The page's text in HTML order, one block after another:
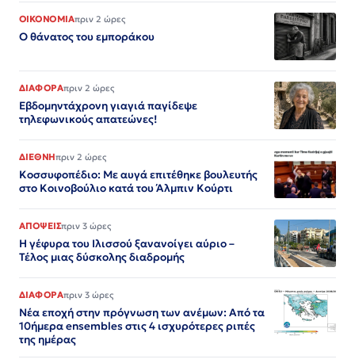
ΟΙΚΟΝΟΜΙΑπριν 2 ώρες
Ο θάνατος του εμποράκου
ΔΙΑΦΟΡΑπριν 2 ώρες
Εβδομηντάχρονη γιαγιά παγίδεψε
τηλεφωνικούς απατεώνες!
ΔΙΕΘΝΗπριν 2 ώρες
Κοσσυφοπέδιο: Με αυγά επιτέθηκε βουλευτής
στο Κοινοβούλιο κατά του Άλμπιν Κούρτι
ΑΠΟΨΕΙΣπριν 3 ώρες
Η γέφυρα του Ιλισσού ξανανοίγει αύριο –
Τέλος μιας δύσκολης διαδρομής
ΔΙΑΦΟΡΑπριν 3 ώρες
Νέα εποχή στην πρόγνωση των ανέμων: Από τα
10ήμερα ensembles στις 4 ισχυρότερες ριπές
της ημέρας